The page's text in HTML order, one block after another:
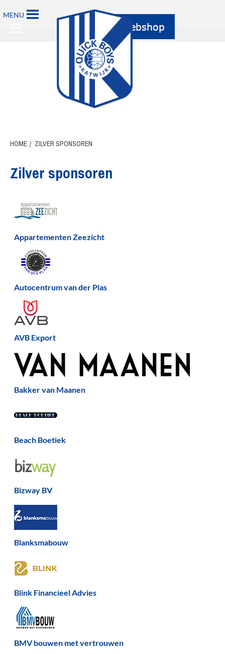
naar
MENU
Primary
HOME ZILVER SPONSOREN
Zilver sponsoren
Appartementen Zeezicht
Autocentrum van der Plas
AVB Export
Bakker van Maanen
Beach Boetiek
Bizway BV
Blanksmabouw
Blink Financieel Advies
BMV bouwen met vertrouwen